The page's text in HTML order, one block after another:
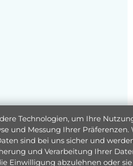
Technologien, um Ihre
und Messung Ihrer
sind bei uns sicher und
und Verarbeitung Ihrer
Einwilligung abzulehnen oder